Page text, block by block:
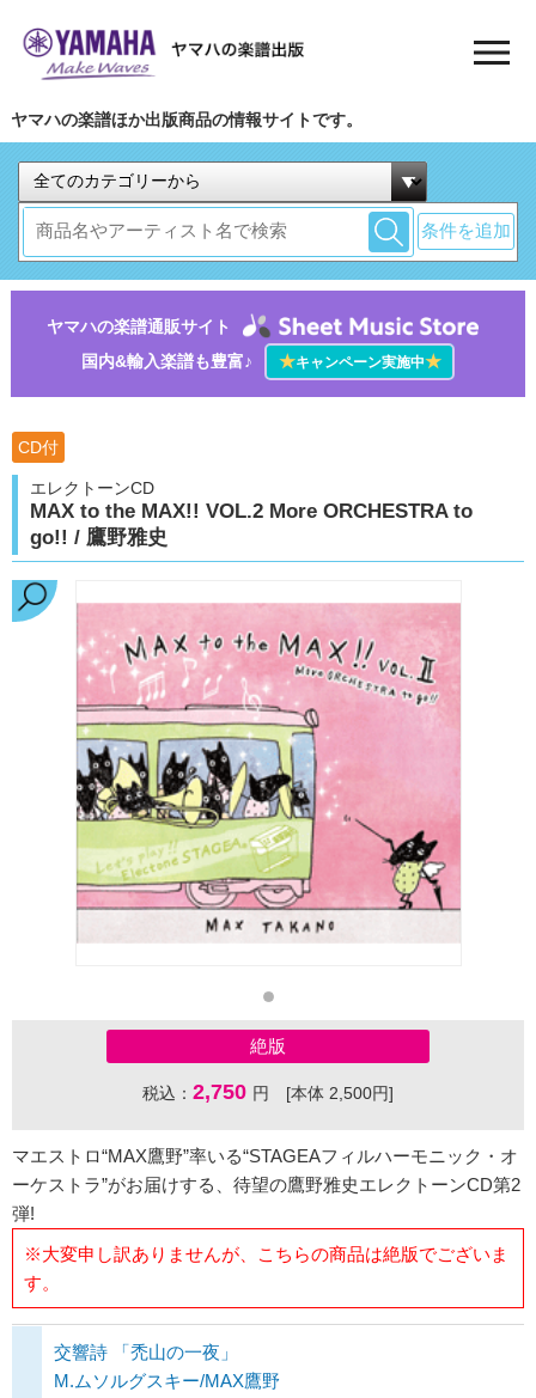
ヤマハの楽譜ほか出版商品の情報サイトです。
条件を追加
ヤマハの楽譜通販サイト
国内&輸入楽譜も豊富♪
★キャンペーン実施中★
CD付
エレクトーンCD
MAX to the MAX!! VOL.2 More ORCHESTRA to
go!! / 鷹野雅史
絶版
税込： 2,750 円 [本体 2,500円]
マエストロ“MAX鷹野”率いる“STAGEAフィルハーモニック・オ
ーケストラ”がお届けする、待望の鷹野雅史エレクトーンCD第2
弾!
※大変申し訳ありませんが、こちらの商品は絶版でございま
す。
交響詩 「禿山の一夜」
M.ムソルグスキー/MAX鷹野